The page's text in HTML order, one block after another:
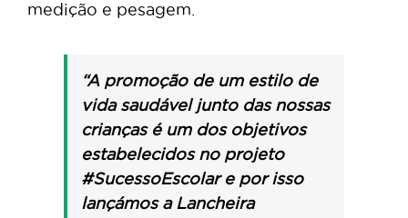
medição e pesagem.
“A promoção de um estilo de
vida saudável junto das nossas
crianças é um dos objetivos
estabelecidos no projeto
#SucessoEscolar e por isso
lançámos a Lancheira